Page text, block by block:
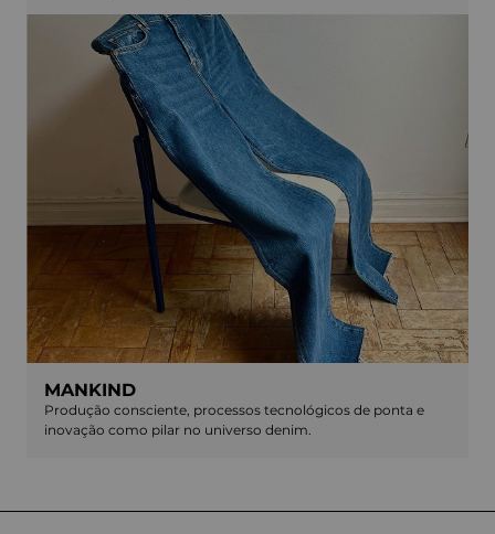
MANKIND
Produção consciente, processos tecnológicos de ponta e
inovação como pilar no universo denim.